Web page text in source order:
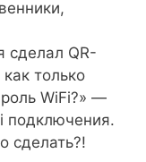
сделал QR-
только
WiFi?» —
подключения.
сделать?!